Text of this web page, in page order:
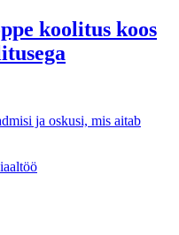
koolitus koos
ja oskusi, mis aitab